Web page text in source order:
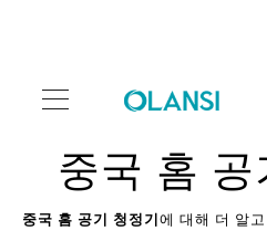
중국 홈
중국 홈 공기 청정기에 대해 더 알